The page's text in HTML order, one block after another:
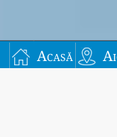
Acasă
Înscrieți-vă
lunară gratuită și